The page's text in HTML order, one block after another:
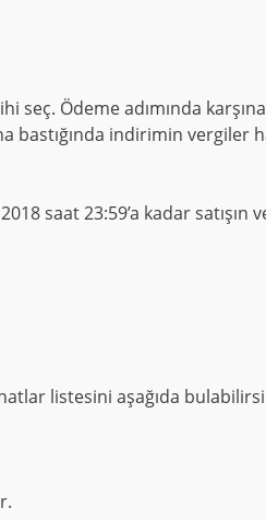
Ödeme adımında karşına
bastığında indirimin vergiler
saat 23:59’a kadar satışın
listesini aşağıda